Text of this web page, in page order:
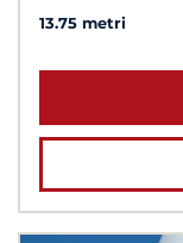
13.75 metri